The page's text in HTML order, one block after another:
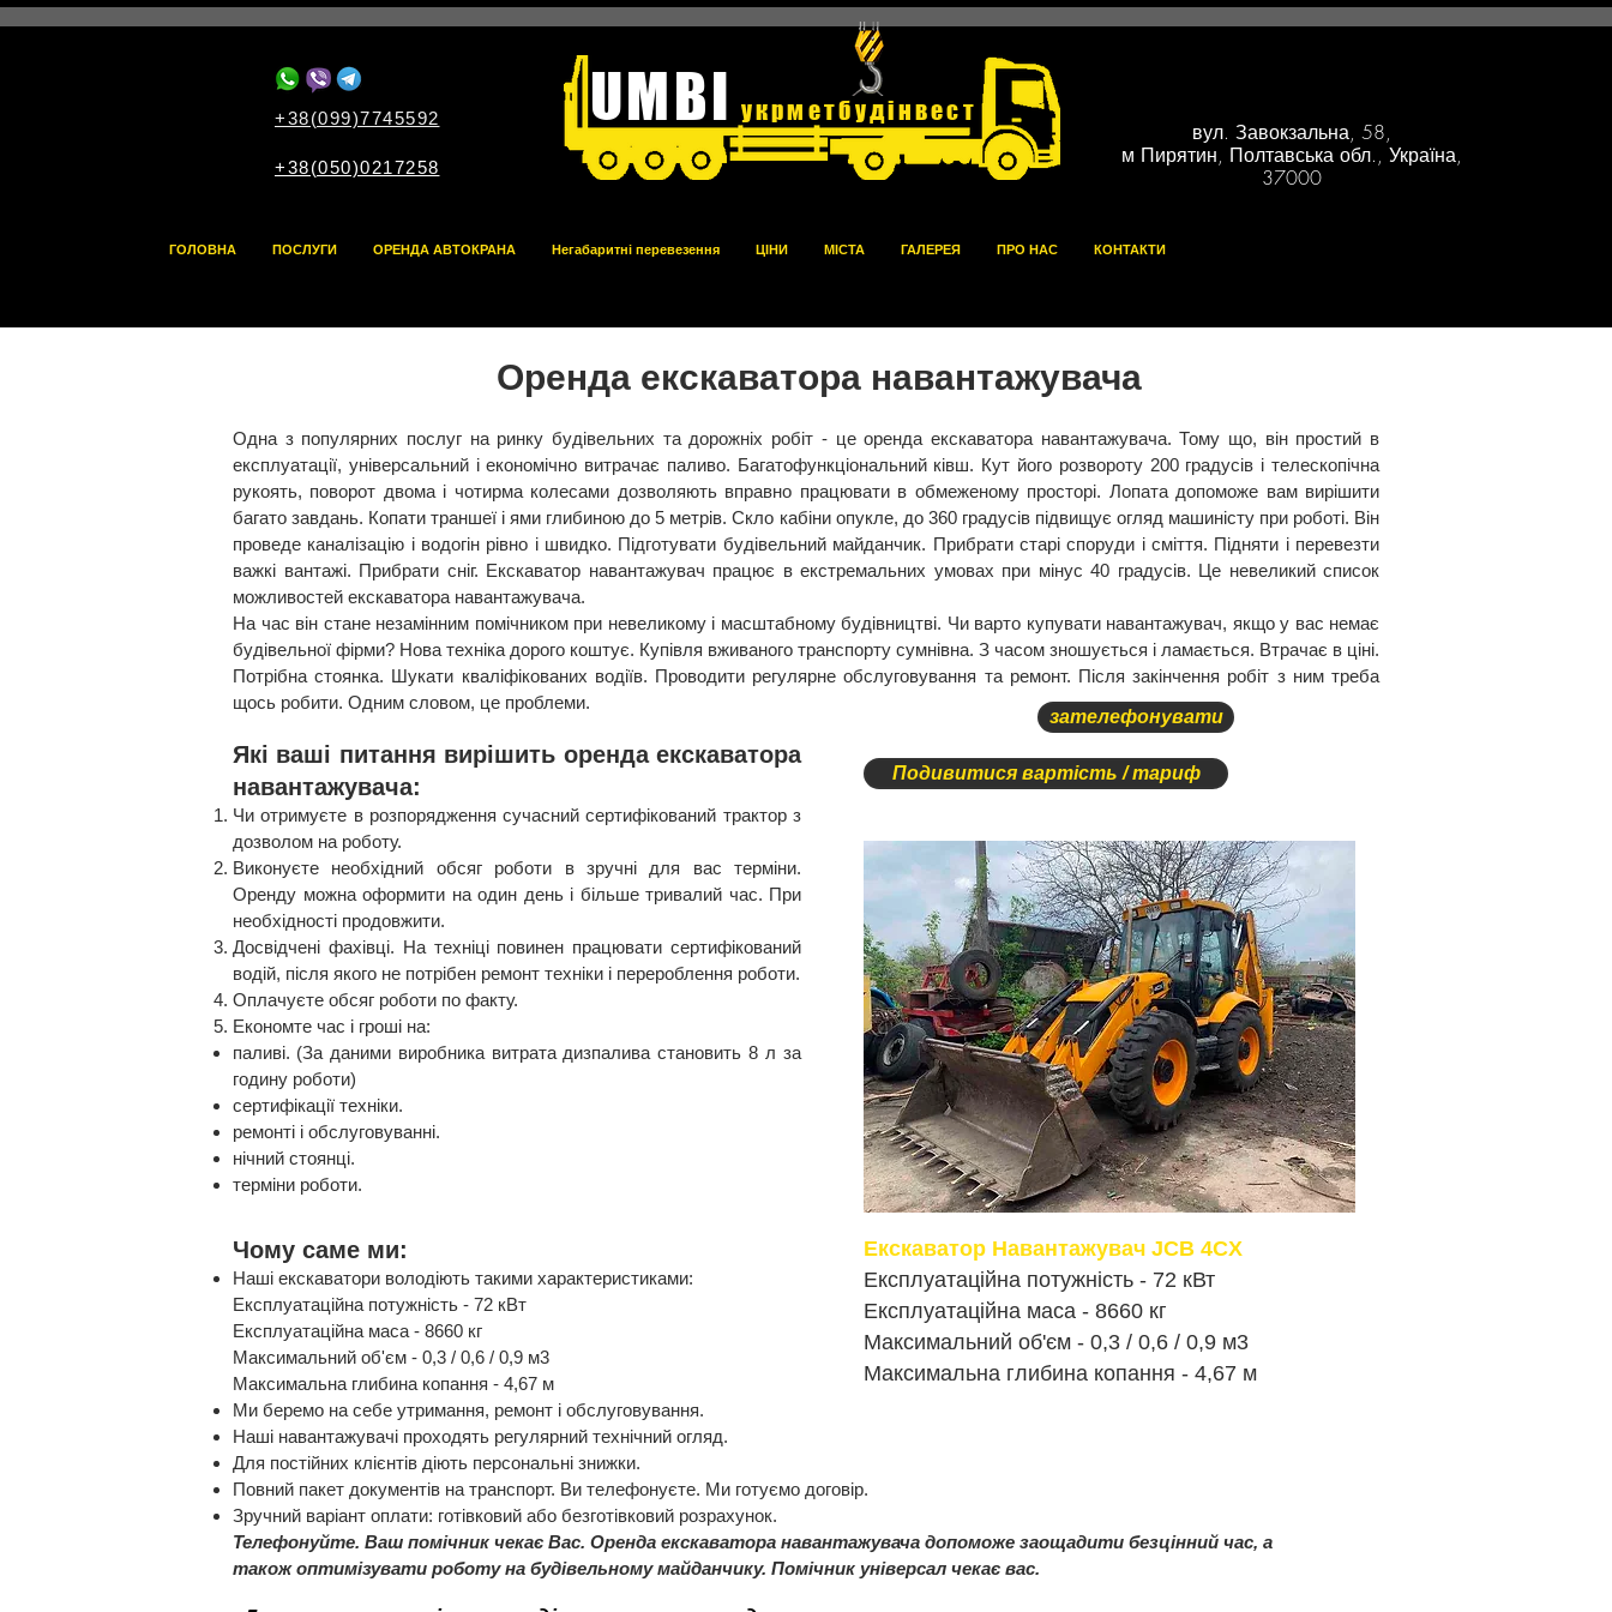
+38(099)7745592 UMBI укрметбудінвест
+38(050)0217258
вул. Завокзальна, 58,
м Пирятин, Полтавська обл., Україна,
37000
ГОЛОВНА ПОСЛУГИ ОРЕНДА АВТОКРАНА Негабаритні перевезення ЦІНИ МІСТА ГАЛЕРЕЯ ПРО НАС КОНТАКТИ
Оренда екскаватора навантажувача
Подивитися вартість / тариф
зателефонувати
Екскаватор Навантажувач JCB 4CX
Експлуатаційна потужність - 72 кВт
Експлуатаційна маса - 8660 кг
Максимальний об'єм - 0,3 / 0,6 / 0,9 м3
Максимальна глибина копання - 4,67 м
Одна з популярних послуг на ринку будівельних та дорожніх робіт - це оренда екскаватора навантажувача. Тому що, він простий в
експлуатації, універсальний і економічно витрачає паливо. Багатофункціональний ківш. Кут його розвороту 200 градусів і телескопічна
рукоять, поворот двома і чотирма колесами дозволяють вправно працювати в обмеженому просторі. Лопата допоможе вам вирішити
багато завдань. Копати траншеї і ями глибиною до 5 метрів. Скло кабіни опукле, до 360 градусів підвищує огляд машиністу при роботі. Він
проведе каналізацію і водогін рівно і швидко. Підготувати будівельний майданчик. Прибрати старі споруди і сміття. Підняти і перевезти
важкі вантажі. Прибрати сніг. Екскаватор навантажувач працює в екстремальних умовах при мінус 40 градусів. Це невеликий список
можливостей екскаватора навантажувача.
На час він стане незамінним помічником при невеликому і масштабному будівництві. Чи варто купувати навантажувач, якщо у вас немає
будівельної фірми? Нова техніка дорого коштує. Купівля вживаного транспорту сумнівна. З часом зношується і ламається. Втрачає в ціні.
Потрібна стоянка. Шукати кваліфікованих водіїв. Проводити регулярне обслуговування та ремонт. Після закінчення робіт з ним треба
щось робити. Одним словом, це проблеми.
Які ваші питання вирішить оренда екскаватора
навантажувача:
Чи отримуєте в розпорядження сучасний сертифікований трактор з
дозволом на роботу.
Виконуєте необхідний обсяг роботи в зручні для вас терміни.
Оренду можна оформити на один день і більше тривалий час. При
необхідності продовжити.
Досвідчені фахівці. На техніці повинен працювати сертифікований
водій, після якого не потрібен ремонт техніки і перероблення роботи.
Оплачуєте обсяг роботи по факту.
Економте час і гроші на:
паливі. (За даними виробника витрата дизпалива становить 8 л за
годину роботи)
сертифікації техніки.
ремонті і обслуговуванні.
нічний стоянці.
терміни роботи.
Чому саме ми:
Наші екскаватори володіють такими характеристиками:
Експлуатаційна потужність - 72 кВт
Експлуатаційна маса - 8660 кг
Максимальний об'єм - 0,3 / 0,6 / 0,9 м3
Максимальна глибина копання - 4,67 м
Ми беремо на себе утримання, ремонт і обслуговування.
Наші навантажувачі проходять регулярний технічний огляд.
Для постійних клієнтів діють персональні знижки.
Повний пакет документів на транспорт. Ви телефонуєте. Ми готуємо договір.
Зручний варіант оплати: готівковий або безготівковий розрахунок.
Телефонуйте. Ваш помічник чекає Вас. Оренда екскаватора навантажувача допоможе заощадити безцінний час, а
також оптимізувати роботу на будівельному майданчику. Помічник універсал чекає вас.